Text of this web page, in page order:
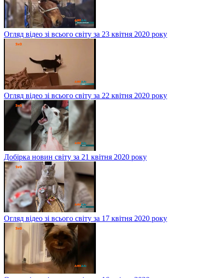
Огляд відео зі всього світу за 23 квітня 2020 року
Огляд відео зі всього світу за 22 квітня 2020 року
Добірка новин світу за 21 квітня 2020 року
Огляд відео зі всього світу за 17 квітня 2020 року